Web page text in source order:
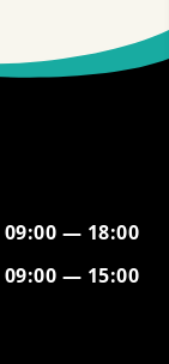
09:00 — 18:00
09:00 — 15:00